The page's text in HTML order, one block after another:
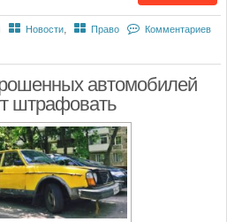
Новости, Право
Комментариев
автомобилей
штрафовать